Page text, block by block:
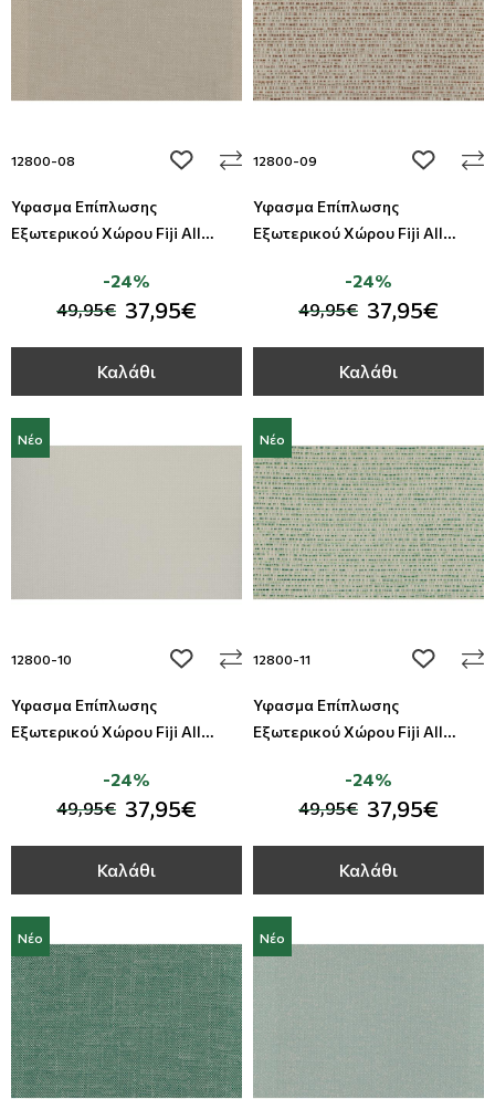
12800-08 add to wishlist
Ύφασμα Επίπλωσης
Εξωτερικού Χώρου Fiji All
49,95€ 37,95€
-24%
Καλάθι
12800-09 add to
Ύφασμα Επίπλωσης
Εξωτερικού Χώρου Fiji All
49,95€ 37,95€
-24%
Καλάθι
Νέο
12800-10 add to wishlist
Ύφασμα Επίπλωσης
Εξωτερικού Χώρου Fiji All
49,95€ 37,95€
-24%
Καλάθι
Νέο
12800-11 add to
Ύφασμα Επίπλωσης
Εξωτερικού Χώρου Fiji All
49,95€ 37,95€
-24%
Καλάθι
Νέο Νέο